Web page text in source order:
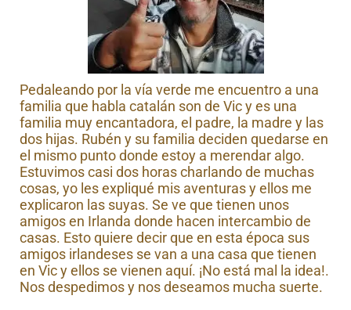
Pedaleando por la vía verde me encuentro a una
familia que habla catalán son de Vic y es una
familia muy encantadora, el padre, la madre y las
dos hijas. Rubén y su familia deciden quedarse en
el mismo punto donde estoy a merendar algo.
Estuvimos casi dos horas charlando de muchas
cosas, yo les expliqué mis aventuras y ellos me
explicaron las suyas. Se ve que tienen unos
amigos en Irlanda donde hacen intercambio de
casas. Esto quiere decir que en esta época sus
amigos irlandeses se van a una casa que tienen
en Vic y ellos se vienen aquí. ¡No está mal la idea!.
Nos despedimos y nos deseamos mucha suerte.